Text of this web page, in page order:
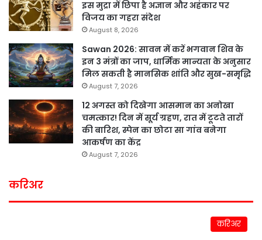
इस मुद्रा में छिपा है अज्ञान और अहंकार पर
विजय का गहरा संदेश
August 8, 2026
Sawan 2026: सावन में करें भगवान शिव के
इन 3 मंत्रों का जाप, धार्मिक मान्यता के अनुसार
मिल सकती है मानसिक शांति और सुख-समृद्धि
August 7, 2026
12 अगस्त को दिखेगा आसमान का अनोखा
चमत्कार! दिन में सूर्य ग्रहण, रात में टूटते तारों
की बारिश, स्पेन का छोटा सा गांव बनेगा
आकर्षण का केंद्र
August 7, 2026
करिअर
करिअर